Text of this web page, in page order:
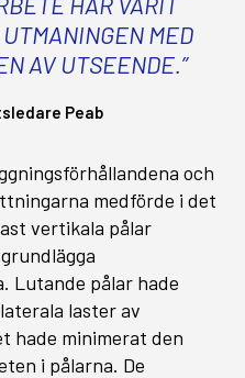
MED
AV UTSEENDE.”
Peab
och
medförde i det
vertikala pålar
Lutande pålar hade
laster av
hade minimerat den
i pålarna. De